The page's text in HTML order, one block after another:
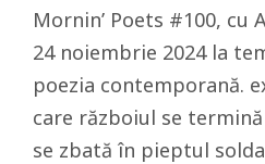
Mornin’ Poets #100, cu
24 noiembrie 2024 la
poezia contemporană.
care războiul se
se zbată în pieptul